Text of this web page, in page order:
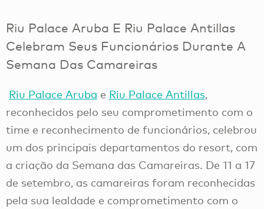
Riu Palace Aruba E Riu Palace Antillas
Celebram Seus Funcionários Durante A
Semana Das Camareiras
Riu Palace Aruba e Riu Palace Antillas,
reconhecidos pelo seu comprometimento com o
time e reconhecimento de funcionários, celebrou
um dos principais departamentos do resort, com
a criação da Semana das Camareiras. De 11 a 17
de setembro, as camareiras foram reconhecidas
pela sua lealdade e comprometimento com o